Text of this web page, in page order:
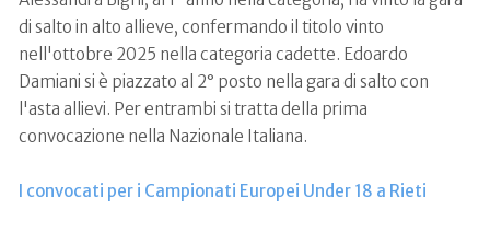
di salto in alto allieve, confermando il titolo vinto
nell'ottobre 2025 nella categoria cadette. Edoardo
Damiani si è piazzato al 2° posto nella gara di salto con
l'asta allievi. Per entrambi si tratta della prima
convocazione nella Nazionale Italiana.
I convocati per i Campionati Europei Under 18 a Rieti